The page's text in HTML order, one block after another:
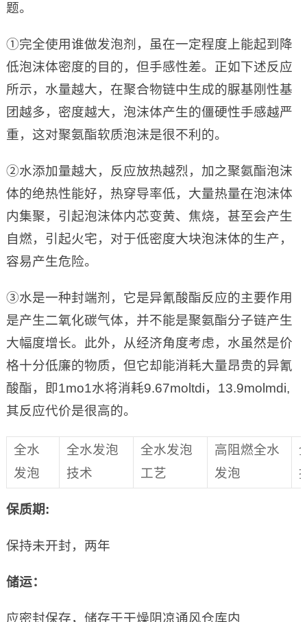
题。
①完全使用谁做发泡剂，虽在一定程度上能起到降
低泡沫体密度的目的，但手感性差。正如下述反应
所示，水量越大，在聚合物链中生成的脲基刚性基
团越多，密度越大，泡沫体产生的僵硬性手感越严
重，这对聚氨酯软质泡沫是很不利的。
②水添加量越大，反应放热越烈，加之聚氨酯泡沫
体的绝热性能好，热穿导率低，大量热量在泡沫体
内集聚，引起泡沫体内芯变黄、焦烧，甚至会产生
自燃，引起火宅，对于低密度大块泡沫体的生产，
容易产生危险。
③水是一种封端剂，它是异氰酸酯反应的主要作用
是产生二氧化碳气体，并不能是聚氨酯分子链产生
大幅度增长。此外，从经济角度考虑，水虽然是价
格十分低廉的物质，但它却能消耗大量昂贵的异氰
酸酯，即1mo1水将消耗9.67moltdi，13.9molmdi,
其反应代价是很高的。
全水
发泡
全水发泡
技术
全水发泡
工艺
高阻燃全水
发泡
保质期:
保持未开封，两年
储运：
应密封保存，储存于干燥阴凉通风仓库内